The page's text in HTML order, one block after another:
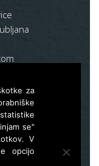
za
se"
V
opcijo